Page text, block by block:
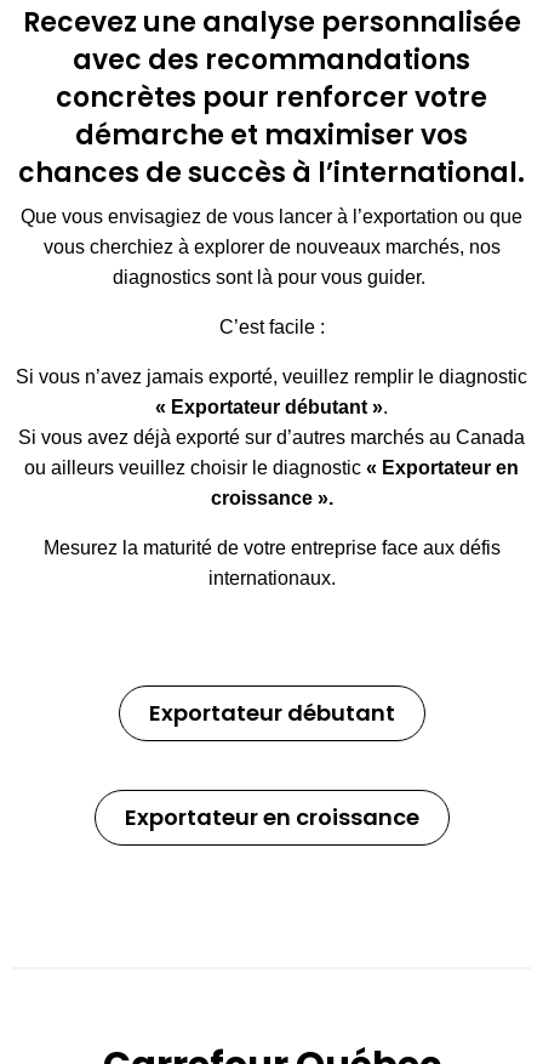
Recevez une analyse personnalisée
avec des recommandations
concrètes pour renforcer votre
démarche et maximiser vos
chances de succès à l’international.
Que vous envisagiez de vous lancer à l’exportation ou que
vous cherchiez à explorer de nouveaux marchés, nos
diagnostics sont là pour vous guider.
C’est facile :
Si vous n’avez jamais exporté, veuillez remplir le diagnostic
« Exportateur débutant ».
Si vous avez déjà exporté sur d’autres marchés au Canada
ou ailleurs veuillez choisir le diagnostic « Exportateur en
croissance ».
Mesurez la maturité de votre entreprise face aux défis
internationaux.
Exportateur débutant
Exportateur en croissance